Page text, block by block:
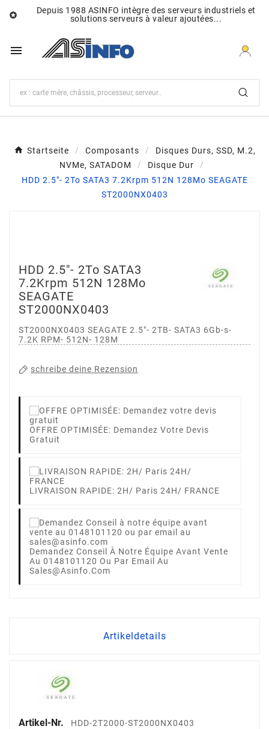

Depuis 1988 ASINFO intègre des serveurs industriels et
solutions serveurs à valeur ajoutées...

Startseite Composants
Disques Durs, SSD, M.2,
NVMe, SATADOM
Disque Dur
HDD 2.5"- 2To SATA3 7.2Krpm 512N 128Mo SEAGATE
ST2000NX0403
HDD 2.5"- 2To SATA3
7.2Krpm 512N 128Mo
SEAGATE
ST2000NX0403
ST2000NX0403 SEAGATE 2.5"- 2TB- SATA3 6Gb-s-
7.2K RPM- 512N- 128M
schreibe deine Rezension
OFFRE OPTIMISÉE: Demandez Votre Devis
Gratuit
LIVRAISON RAPIDE: 2H/ Paris 24H/ FRANCE
Demandez Conseil À Notre Équipe Avant Vente
Au 0148101120 Ou Par Email Au
Sales@asinfo.com
Artikeldetails
Artikel-Nr. HDD-2T2000-ST2000NX0403